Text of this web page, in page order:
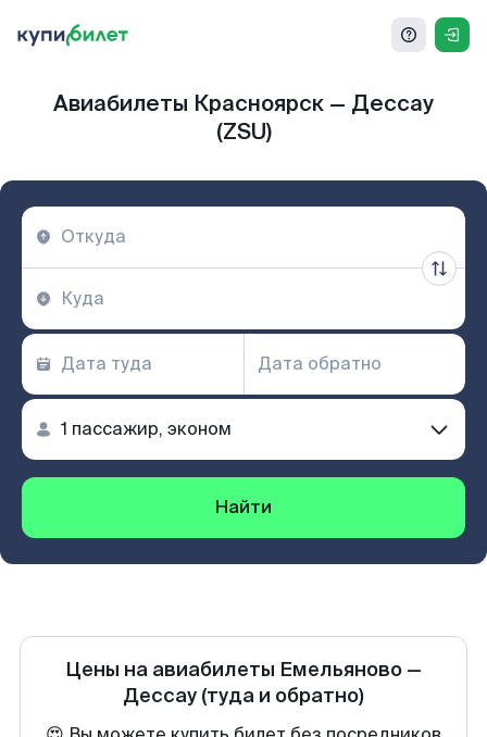
Авиабилеты Красноярск — Дессау
(ZSU)
Найти
Цены на авиабилеты Емельяново —
Дессау (туда и обратно)